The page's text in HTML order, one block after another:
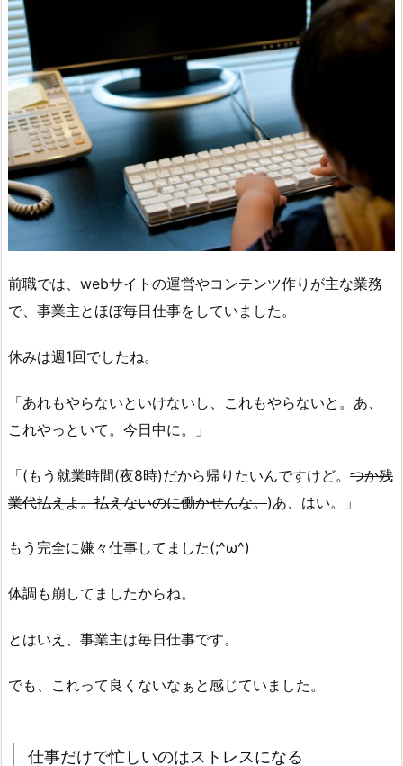
前職では、webサイトの運営やコンテンツ作りが主な業務
で、事業主とほぼ毎日仕事をしていました。
休みは週1回でしたね。
「あれもやらないといけないし、これもやらないと。あ、
これやっといて。今日中に。」
「(もう就業時間(夜8時)だから帰りたいんですけど。 つか残
業代払えよ。払えないのに働かせんな。)あ、はい。」
もう完全に嫌々仕事してました(;^ω^)
体調も崩してましたからね。
とはいえ、事業主は毎日仕事です。
でも、これって良くないなぁと感じていました。
仕事だけで忙しいのはストレスになる